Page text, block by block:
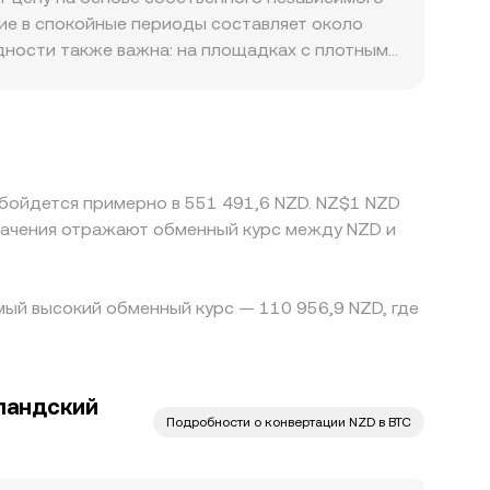
(AMM) цена определяется
при крупных сделках меняют локальную
на ориентир для BTC/NZD.
в спокойные периоды составляет около
также важна: на площадках с плотным
связку BTC/USDT, а затем через
NZD транслируются в итоговый BTC/NZD
комиссии и риски контрагентов
сохраняются.
примерно в 551 491,6 NZD. NZ$1 NZD
отражают обменный курс между NZD и
высокий обменный курс — 110 956,9 NZD, где
Подробности о конвертации NZD в BTC